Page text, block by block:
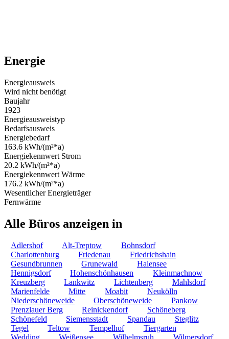
Energie
Energieausweis
Wird nicht benötigt
Baujahr
1923
Energieausweistyp
Bedarfsausweis
Energiebedarf
163.6 kWh/(m²*a)
Energiekennwert Strom
20.2 kWh/(m²*a)
Energiekennwert Wärme
176.2 kWh/(m²*a)
Wesentlicher Energieträger
Fernwärme
Alle Büros anzeigen in
Adlershof Alt-Treptow
Bohnsdorf
Charlottenburg
Friedenau
Friedrichshain
Gesundbrunnen
Grunewald
Halensee
Hennigsdorf
Hohenschönhausen
Kleinmachnow
Kreuzberg
Lankwitz Lichtenberg
Mahlsdorf
Marienfelde
Mitte Moabit
Neukölln
Niederschöneweide
Oberschöneweide
Pankow
Prenzlauer Berg
Reinickendorf
Schöneberg
Schönefeld
Siemensstadt Spandau
Steglitz
Tegel
Teltow Tempelhof
Tiergarten
Wedding
Weißensee Wilhelmsruh
Wilmersdorf